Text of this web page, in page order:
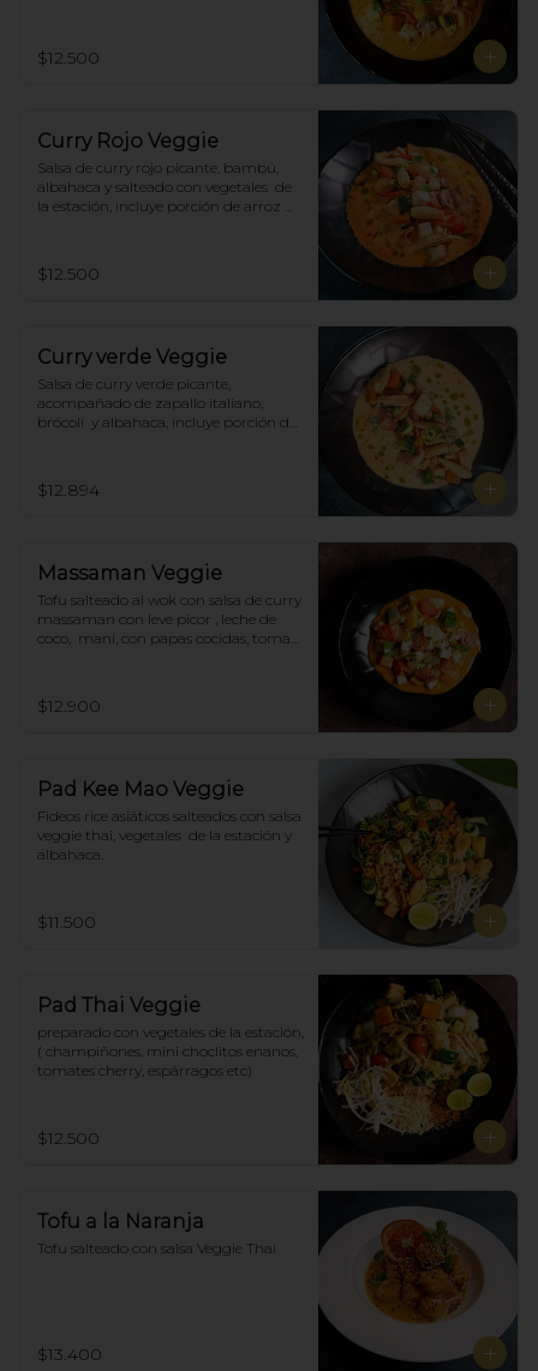
$12.500
Curry Rojo Veggie
Salsa de curry rojo picante, bambú,
albahaca y salteado con vegetales  de
la estación, incluye porción de arroz
$12.500
Curry verde Veggie
Salsa de curry verde picante,
acompañado de zapallo italiano,
brócoli  y albahaca, incluye porción de
$12.894
Massaman Veggie
Tofu salteado al wok con salsa de curry
massaman con leve picor , leche de
coco,  maní, con papas cocidas, tomate
$12.900
Pad Kee Mao Veggie
Fideos rice asiáticos salteados con salsa
veggie thai, vegetales  de la estación y
albahaca.
$11.500
Pad Thai Veggie
preparado con vegetales de la estación,
( champiñones, mini choclitos enanos,
tomates cherry, espárragos etc)
$12.500
Tofu a la Naranja
Tofu salteado con salsa Veggie Thai
$13.400